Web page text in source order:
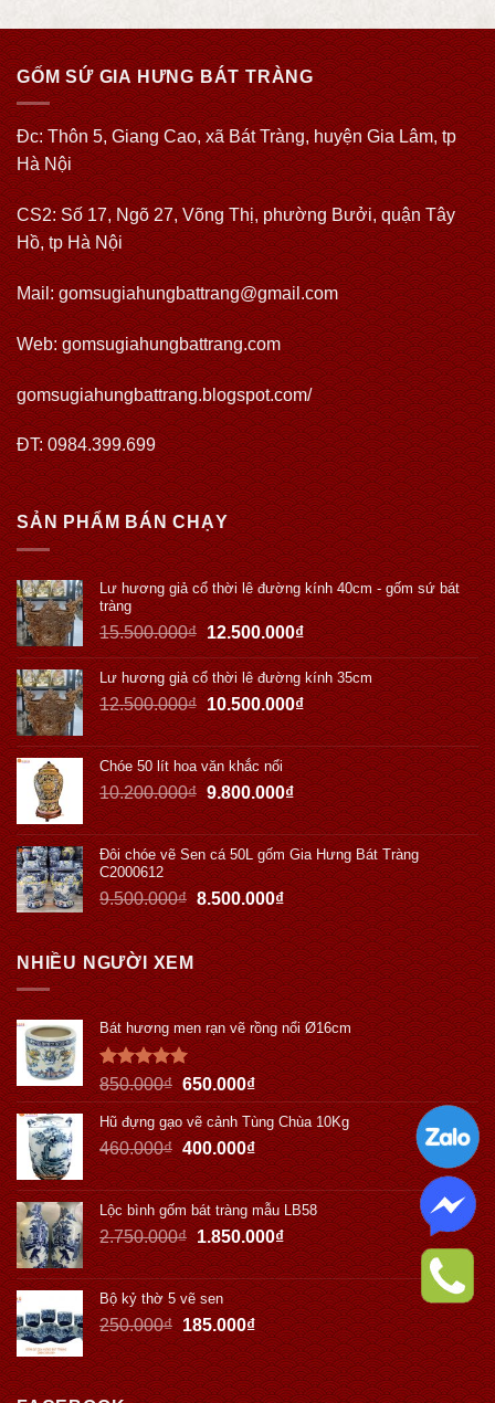
GỐM SỨ GIA HƯNG BÁT TRÀNG
Đc: Thôn 5, Giang Cao, xã Bát Tràng, huyện Gia Lâm, tp
Hà Nội
CS2: Số 17, Ngõ 27, Võng Thị, phường Bưởi, quận Tây
Hồ, tp Hà Nội
Mail: gomsugiahungbattrang@gmail.com
Web:gomsugiahungbattrang.com
gomsugiahungbattrang.blogspot.com/
ĐT: 0984.399.699
SẢN PHẨM BÁN CHẠY
Lư hương giả cổ thời lê đường kính 40cm - gốm sứ bát
tràng
15.500.000₫ 12.500.000₫
Lư hương giả cổ thời lê đường kính 35cm
12.500.000₫ 10.500.000₫
Chóe 50 lít hoa văn khắc nổi
10.200.000₫ 9.800.000₫
Đôi chóe vẽ Sen cá 50L gốm Gia Hưng Bát Tràng
C2000612
9.500.000₫ 8.500.000₫
NHIỀU NGƯỜI XEM
Bát hương men rạn vẽ rồng nổi Ø16cm
Được xếp
hạng5.00
5 sao
850.000₫ 650.000₫
Hũ đựng gạo vẽ cảnh Tùng Chùa 10Kg
460.000₫ 400.000₫
Lộc bình gốm bát tràng mẫu LB58
2.750.000₫ 1.850.000₫
Bộ kỷ thờ 5 vẽ sen
250.000₫ 185.000₫